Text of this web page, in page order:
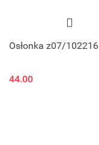
Osłonka z07/102216
44.00